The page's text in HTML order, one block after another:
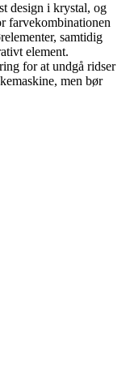
design i krystal, og
farvekombinationen
samtidig
element.
for at undgå ridser
men bør